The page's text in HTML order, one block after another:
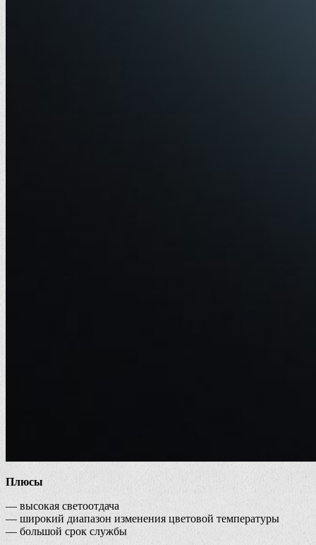
Плюсы
— высокая светоотдача
— широкий диапазон изменения цветовой температуры
— большой срок службы